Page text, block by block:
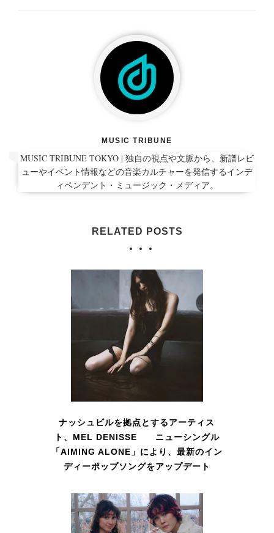
MUSIC TRIBUNE
MUSIC TRIBUNE TOKYO | 独自の視点や文脈から、新譜レビ
ューやイベント情報などの音楽カルチャーを発信するインデ
ィペンデント・ミュージック・メディア。
RELATED POSTS
ナッシュビルを拠点とするアーティス
ト、MEL DENISSE ニューシングル
「AIMING ALONE」により、最新のイン
ディーポップソングをアップデート